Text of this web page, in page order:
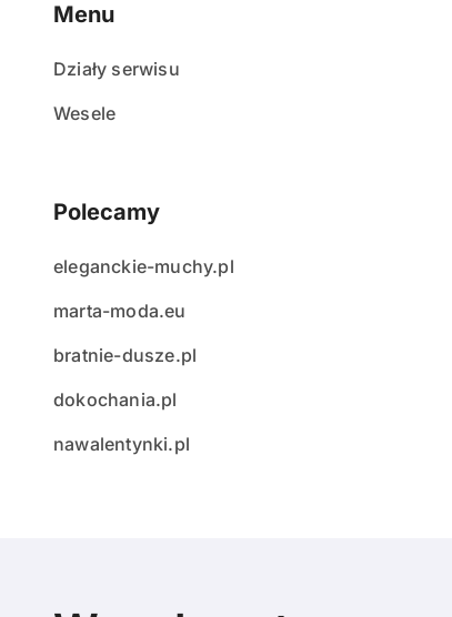
Menu
Działy serwisu
Wesele
Polecamy
eleganckie-muchy.pl
marta-moda.eu
bratnie-dusze.pl
dokochania.pl
nawalentynki.pl